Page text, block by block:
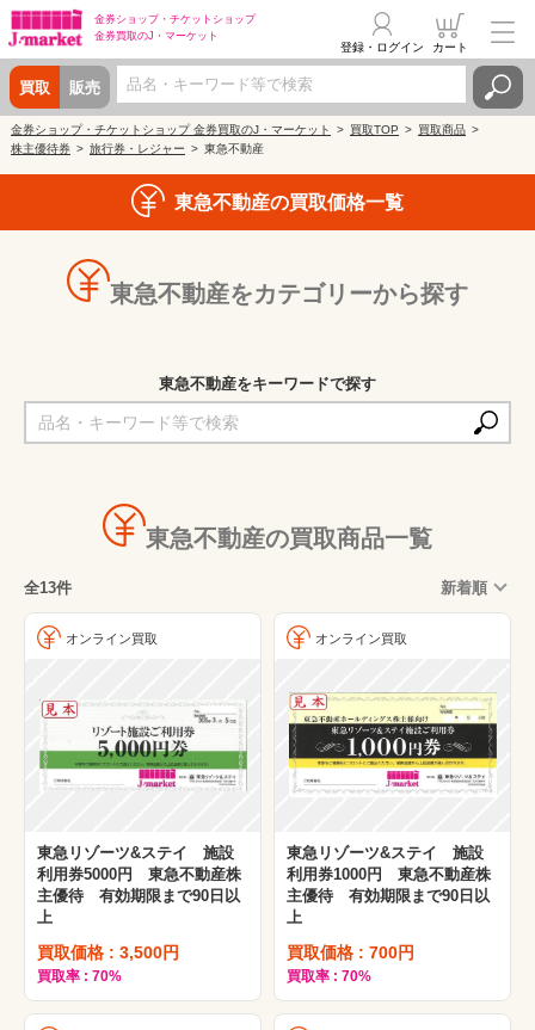
金券ショップ・ チケットショップ
金券買取のJ・マーケット
買取 販売
登録・ログイン カート
金券ショップ・チケットショップ 金券買取のJ・マーケット 買取TOP
買取商品
株主優待券
旅行券・レジャー 東急不動産
東急不動産の買取価格一覧
東急不動産をカテゴリーから探す
東急不動産をキーワードで探す
東急不動産の買取商品一覧
全13件 新着順
オンライン買取
東急リゾーツ&ステイ 施設
利用券5000円 東急不動産株
主優待 有効期限まで90日以
上
買取価格 : 3,500円
買取率 : 70%
オンライン買取
東急リゾーツ&ステイ 施設
利用券1000円 東急不動産株
主優待 有効期限まで90日以
上
買取価格 : 700円
買取率 : 70%